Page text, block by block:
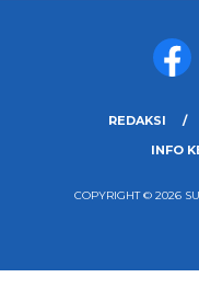
REDAKSI
INFO
COPYRIGHT © 2026